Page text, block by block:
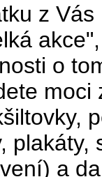
z
o
moci
plakáty,
a